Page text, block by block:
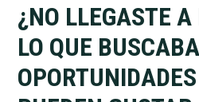
¿NO LLEGASTE
LO QUE